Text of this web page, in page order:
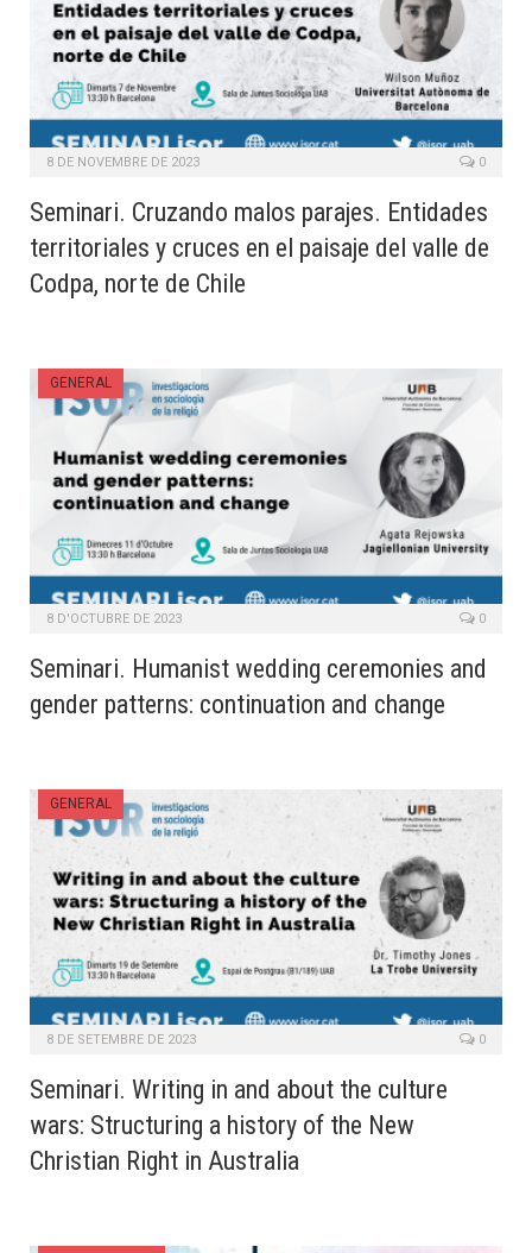
8 DE NOVEMBRE DE 2023 0
Seminari. Cruzando malos parajes. Entidades
territoriales y cruces en el paisaje del valle de
Codpa, norte de Chile
GENERAL
8 D'OCTUBRE DE 2023 0
Seminari. Humanist wedding ceremonies and
gender patterns: continuation and change
GENERAL
8 DE SETEMBRE DE 2023 0
Seminari. Writing in and about the culture
wars: Structuring a history of the New
Christian Right in Australia